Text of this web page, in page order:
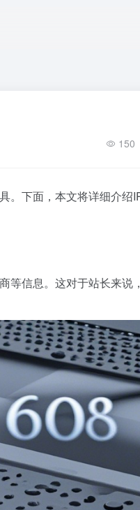
150
。下面，本文将详细介绍
等信息。这对于站长来说